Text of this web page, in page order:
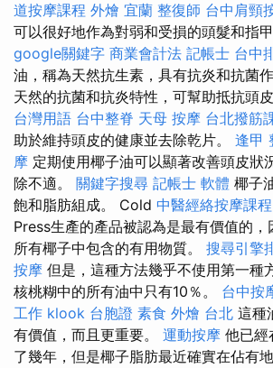
道按摩課程 外燴 宜蘭 整復師 台中肩頸
可以很好地作為對弱和受損的頭髮和指甲
google關鍵字 商業會計法 記帳士 台中
油，稱為天然抗生素，具有抗炎和抗菌
天然的抗菌和抗炎特性，可幫助抵抗頭
台灣用語 台中整脊 天母 按摩 台北撥筋
助於維持頭皮的健康並去除乾片。 逢甲
摩 定期使用椰子油可以顯著改善頭皮狀
除不適。 關鍵字搜尋 記帳士 軟體 椰子
飽和脂肪組成。 Cold 中醫經絡按摩課程
Press生產的產品被認為是最有價值的
所有椰子中包含的有用物質。 搜尋引擎
按摩 但是，這種方法幾乎不使用第一種
核桃糊中的所有油中只有10％。 台中按
工作 klook 台胞證 素食 外燴 台北 這種
有價值，而且更重要。 運動按摩 他已經
了幾年，但是椰子脂肪最近確實在佔有